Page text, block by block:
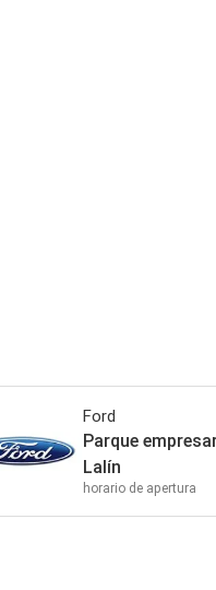
Ford
Parque
Lalín
horario de apertura